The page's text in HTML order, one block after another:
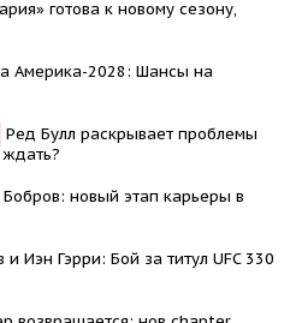
готова к новому сезону,
Америка-2028: Шансы на
Ред Булл раскрывает проблемы
Бобров: новый этап карьеры в
Иэн Гэрри: Бой за титул UFC 330